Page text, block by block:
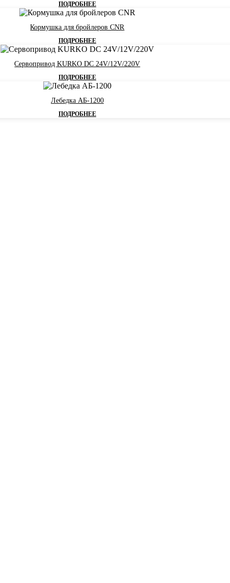
ПОДРОБНЕЕ
Кормушка для бройлеров CNR
ПОДРОБНЕЕ
Сервопривод KURKO DC 24V/12V/220V
ПОДРОБНЕЕ
Лебедка АБ-1200
ПОДРОБНЕЕ